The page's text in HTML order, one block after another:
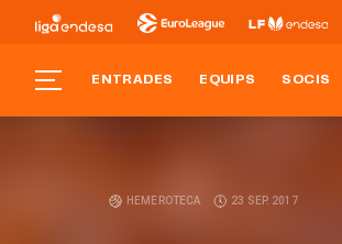
ENTRADES EQUIPS SOCIS
HEMEROTECA 23 SEP. 2017